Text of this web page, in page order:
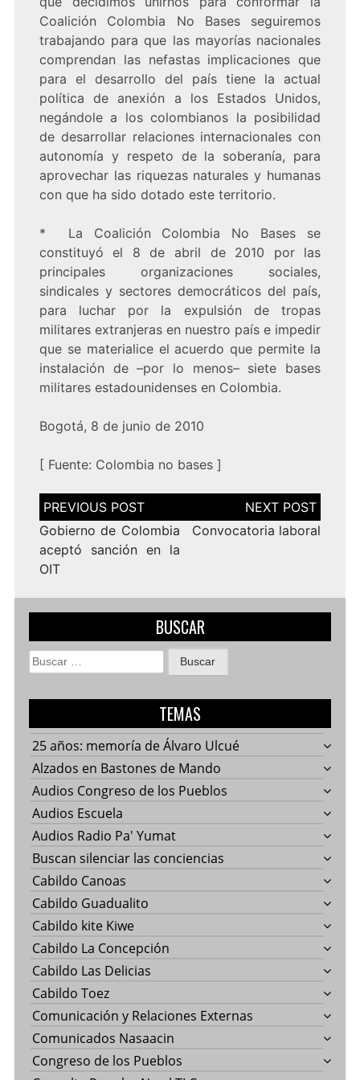
Coalición Colombia No Bases seguiremos
trabajando para que las mayorías nacionales
comprendan las nefastas implicaciones que
para el desarrollo del país tiene la actual
política de anexión a los Estados Unidos,
negándole a los colombianos la posibilidad
de desarrollar relaciones internacionales con
autonomía y respeto de la soberanía, para
aprovechar las riquezas naturales y humanas
con que ha sido dotado este territorio.
* La Coalición Colombia No Bases se
constituyó el 8 de abril de 2010 por las
principales organizaciones sociales,
sindicales y sectores democráticos del país,
para luchar por la expulsión de tropas
militares extranjeras en nuestro país e impedir
que se materialice el acuerdo que permite la
instalación de –por lo menos– siete bases
militares estadounidenses en Colombia.
Bogotá, 8 de junio de 2010
[ Fuente: Colombia no bases]
Navegación
de
entradas
Gobierno de Colombia
aceptó sanción en la
OIT
Convocatoria laboral
BUSCAR
Buscar:
TEMAS
25 años: memoría de Álvaro Ulcué
Alzados en Bastones de Mando
Audios Congreso de los Pueblos
Audios Escuela
Audios Radio Pa' Yumat
Buscan silenciar las conciencias
Cabildo Canoas
Cabildo Guadualito
Cabildo kite Kiwe
Cabildo La Concepción
Cabildo Las Delicias
Cabildo Toez
Comunicación y Relaciones Externas
Comunicados Nasaacin
Congreso de los Pueblos